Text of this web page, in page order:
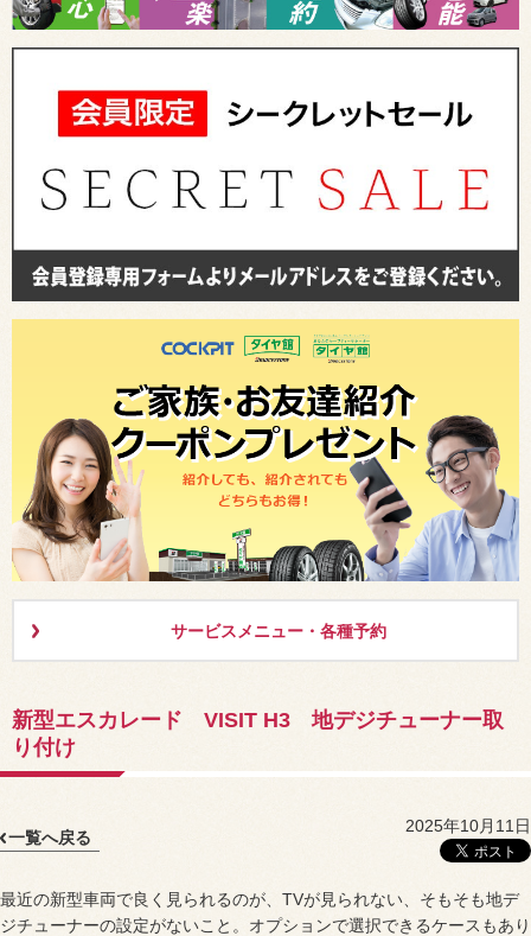
サービスメニュー・各種予約
新型エスカレード VISIT H3 地デジチューナー取
り付け
一覧へ戻る
2025年10月11日
最近の新型車両で良く見られるのが、TVが見られない、そもそも地デ
ジチューナーの設定がないこと。オプションで選択できるケースもあり